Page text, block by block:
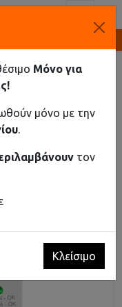
Μόνο για
μόνο με την
.
τον
Κλείσιμο